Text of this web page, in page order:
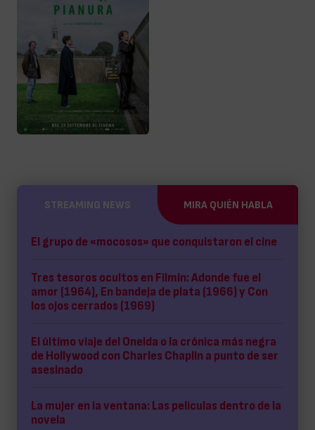
STREAMING NEWS MIRA QUIÉN HABLA
El grupo de «mocosos» que conquistaron el cine
Tres tesoros ocultos en Filmin: Adonde fue el
amor (1964), En bandeja de plata (1966) y Con
los ojos cerrados (1969)
El último viaje del Oneida o la crónica más negra
de Hollywood con Charles Chaplin a punto de ser
asesinado
La mujer en la ventana: Las películas dentro de la
novela